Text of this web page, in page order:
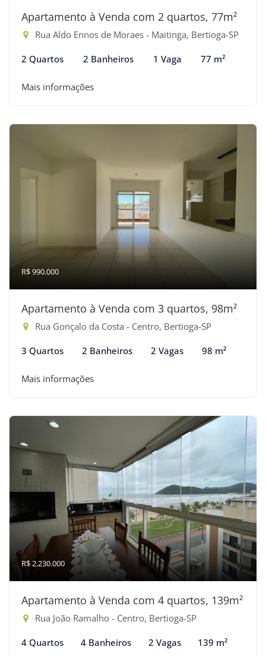
Apartamento à Venda com 2 quartos, 77m²
Rua Aldo Ennos de Moraes - Maitinga, Bertioga-SP
2 Quartos 2 Banheiros 1 Vaga 77 m²
Mais informações
R$ 990.000
Apartamento à Venda com 3 quartos, 98m²
Rua Gonçalo da Costa - Centro, Bertioga-SP
3 Quartos 2 Banheiros 2 Vagas 98 m²
Mais informações
R$ 2.230.000
Apartamento à Venda com 4 quartos, 139m²
Rua João Ramalho - Centro, Bertioga-SP
4 Quartos 4 Banheiros 2 Vagas 139 m²